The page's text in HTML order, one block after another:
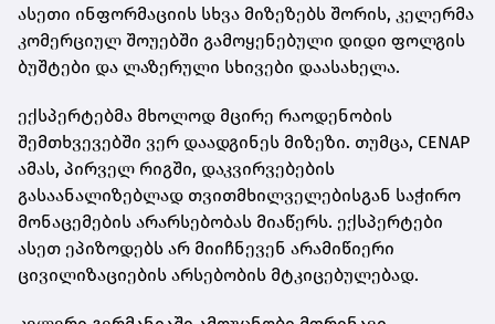
ასეთი ინფორმაციის სხვა მიზეზებს შორის, კელერმა
კომერციულ შოუებში გამოყენებული დიდი ფოლგის
ბუშტები და ლაზერული სხივები დაასახელა.
ექსპერტებმა მხოლოდ მცირე რაოდენობის
შემთხვევებში ვერ დაადგინეს მიზეზი. თუმცა, CENAP
ამას, პირველ რიგში, დაკვირვებების
გასაანალიზებლად თვითმხილველებისგან საჭირო
მონაცემების არარსებობას მიაწერს. ექსპერტები
ასეთ ეპიზოდებს არ მიიჩნევენ არამიწიერი
ცივილიზაციების არსებობის მტკიცებულებად.